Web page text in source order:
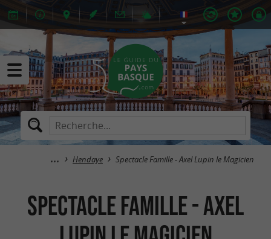
Hendaye Spectacle Famille - Axel Lupin le Magicien
Spectacle Famille - Axel